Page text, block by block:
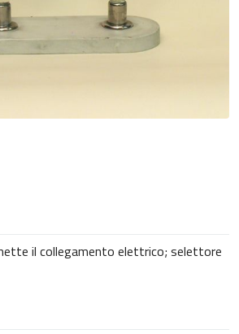
il collegamento elettrico; selettore